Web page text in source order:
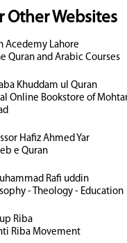
Other Websites
Acedemy Lahore
Quran and Arabic Courses
Khuddam ul Quran
Online Bookstore of
Hafiz Ahmed Yar
e Quran
Rafi uddin
- Theology - Education
Riba
Riba Movement